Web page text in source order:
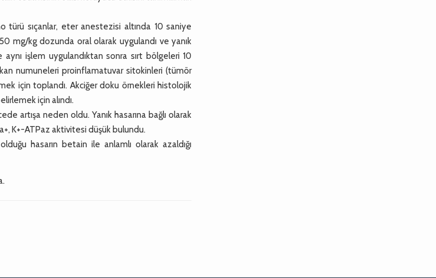
türü sıçanlar, eter anestezisi altında 10 saniye
mg/kg dozunda oral olarak uygulandı ve yanık
işlem uygulandıktan sonra sırt bölgeleri 10
numuneleri proinflamatuvar sitokinleri (tümör
için toplandı. Akciğer doku örnekleri histolojik
için alındı.
artışa neden oldu. Yanık hasarına bağlı olarak
K+-ATPaz aktivitesi düşük bulundu.
hasarın betain ile anlamlı olarak azaldığı